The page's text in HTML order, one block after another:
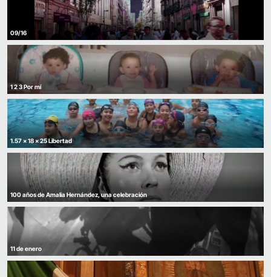
09/16
1 2 3 Por mí
1.57 x 18 x 25 Libertad
100 años de Amalia Hernández, una celebración
11 de enero